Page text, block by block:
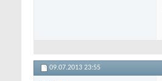
09.07.2013 23:55